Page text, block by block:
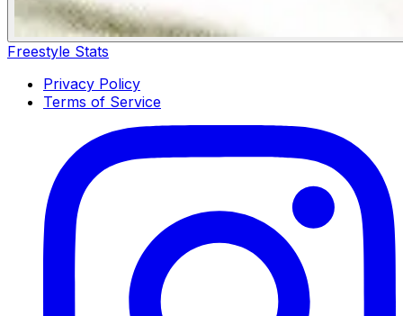
Freestyle Stats
Privacy Policy
Terms of Service